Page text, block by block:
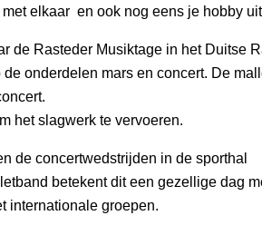
elkaar en ook nog eens je hobby
de Rasteder Musiktage in het Duitse
onderdelen mars en concert. De
het slagwerk te vervoeren.
de concertwedstrijden in de sporthal
betekent dit een gezellige dag
internationale groepen.